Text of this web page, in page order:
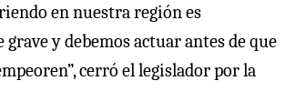
en nuestra región es
y debemos actuar antes de que
cerró el legislador por la